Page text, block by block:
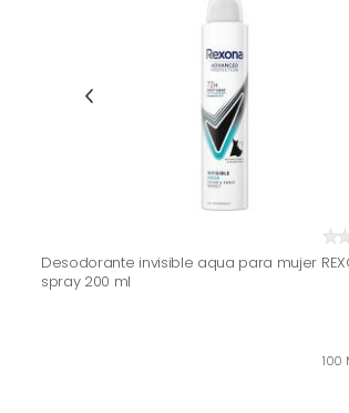
Desodorante invisible aqua para mujer
spray 200 ml
100